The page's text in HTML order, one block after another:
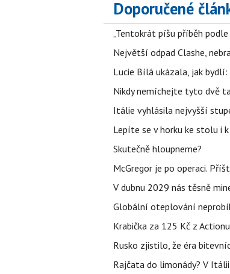
Doporučené
„Tentokrát píšu příběh
Největší odpad Clashe,
Lucie Bílá ukázala, jak
Nikdy nemíchejte tyto dvě
Itálie vyhlásila nejvyšší
Lepíte se v horku ke stolu i
Skutečně hloupneme?
McGregor je po operaci.
V dubnu 2029 nás těsně
Globální oteplování
Krabička za 125 Kč z
Rusko zjistilo, že éra
Rajčata do limonády? V